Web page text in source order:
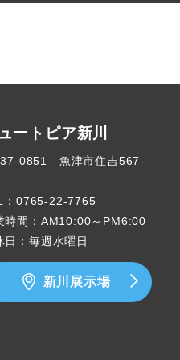
ートピア新川
0851 魚津市住吉567-
：0765-22-7765
時間：AM10:00～PM6:00
日：毎週水曜日
新川展示場